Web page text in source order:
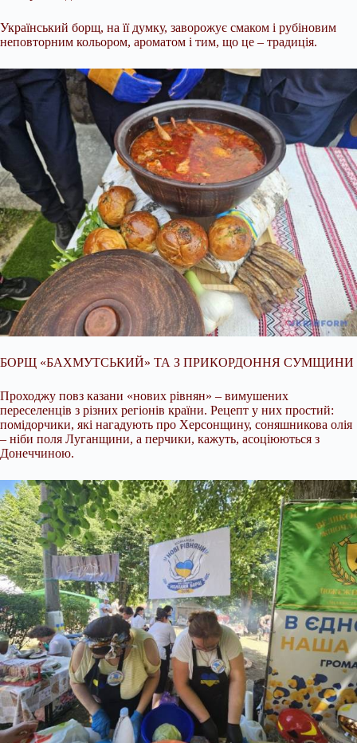
Український борщ, на її думку, заворожує смаком і рубіновим
неповторним кольором, ароматом і тим, що це – традиція.
БОРЩ «БАХМУТСЬКИЙ» ТА З ПРИКОРДОННЯ СУМЩИНИ
Проходжу повз казани «нових рівнян» – вимушених
переселенців з різних регіонів країни. Рецепт у них простий:
помідорчики, які нагадують про Херсонщину, соняшникова олія
– ніби поля Луганщини, а перчики, кажуть, асоціюються з
Донеччиною.